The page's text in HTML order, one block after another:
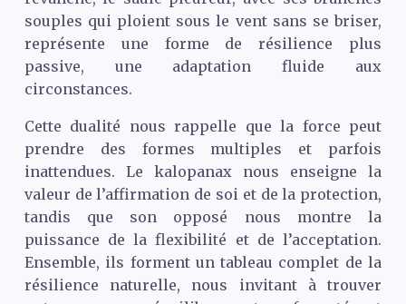
souples qui ploient sous le vent sans se briser,
représente une forme de résilience plus
passive, une adaptation fluide aux
circonstances.
Cette dualité nous rappelle que la force peut
prendre des formes multiples et parfois
inattendues. Le kalopanax nous enseigne la
valeur de l’affirmation de soi et de la protection,
tandis que son opposé nous montre la
puissance de la flexibilité et de l’acceptation.
Ensemble, ils forment un tableau complet de la
résilience naturelle, nous invitant à trouver